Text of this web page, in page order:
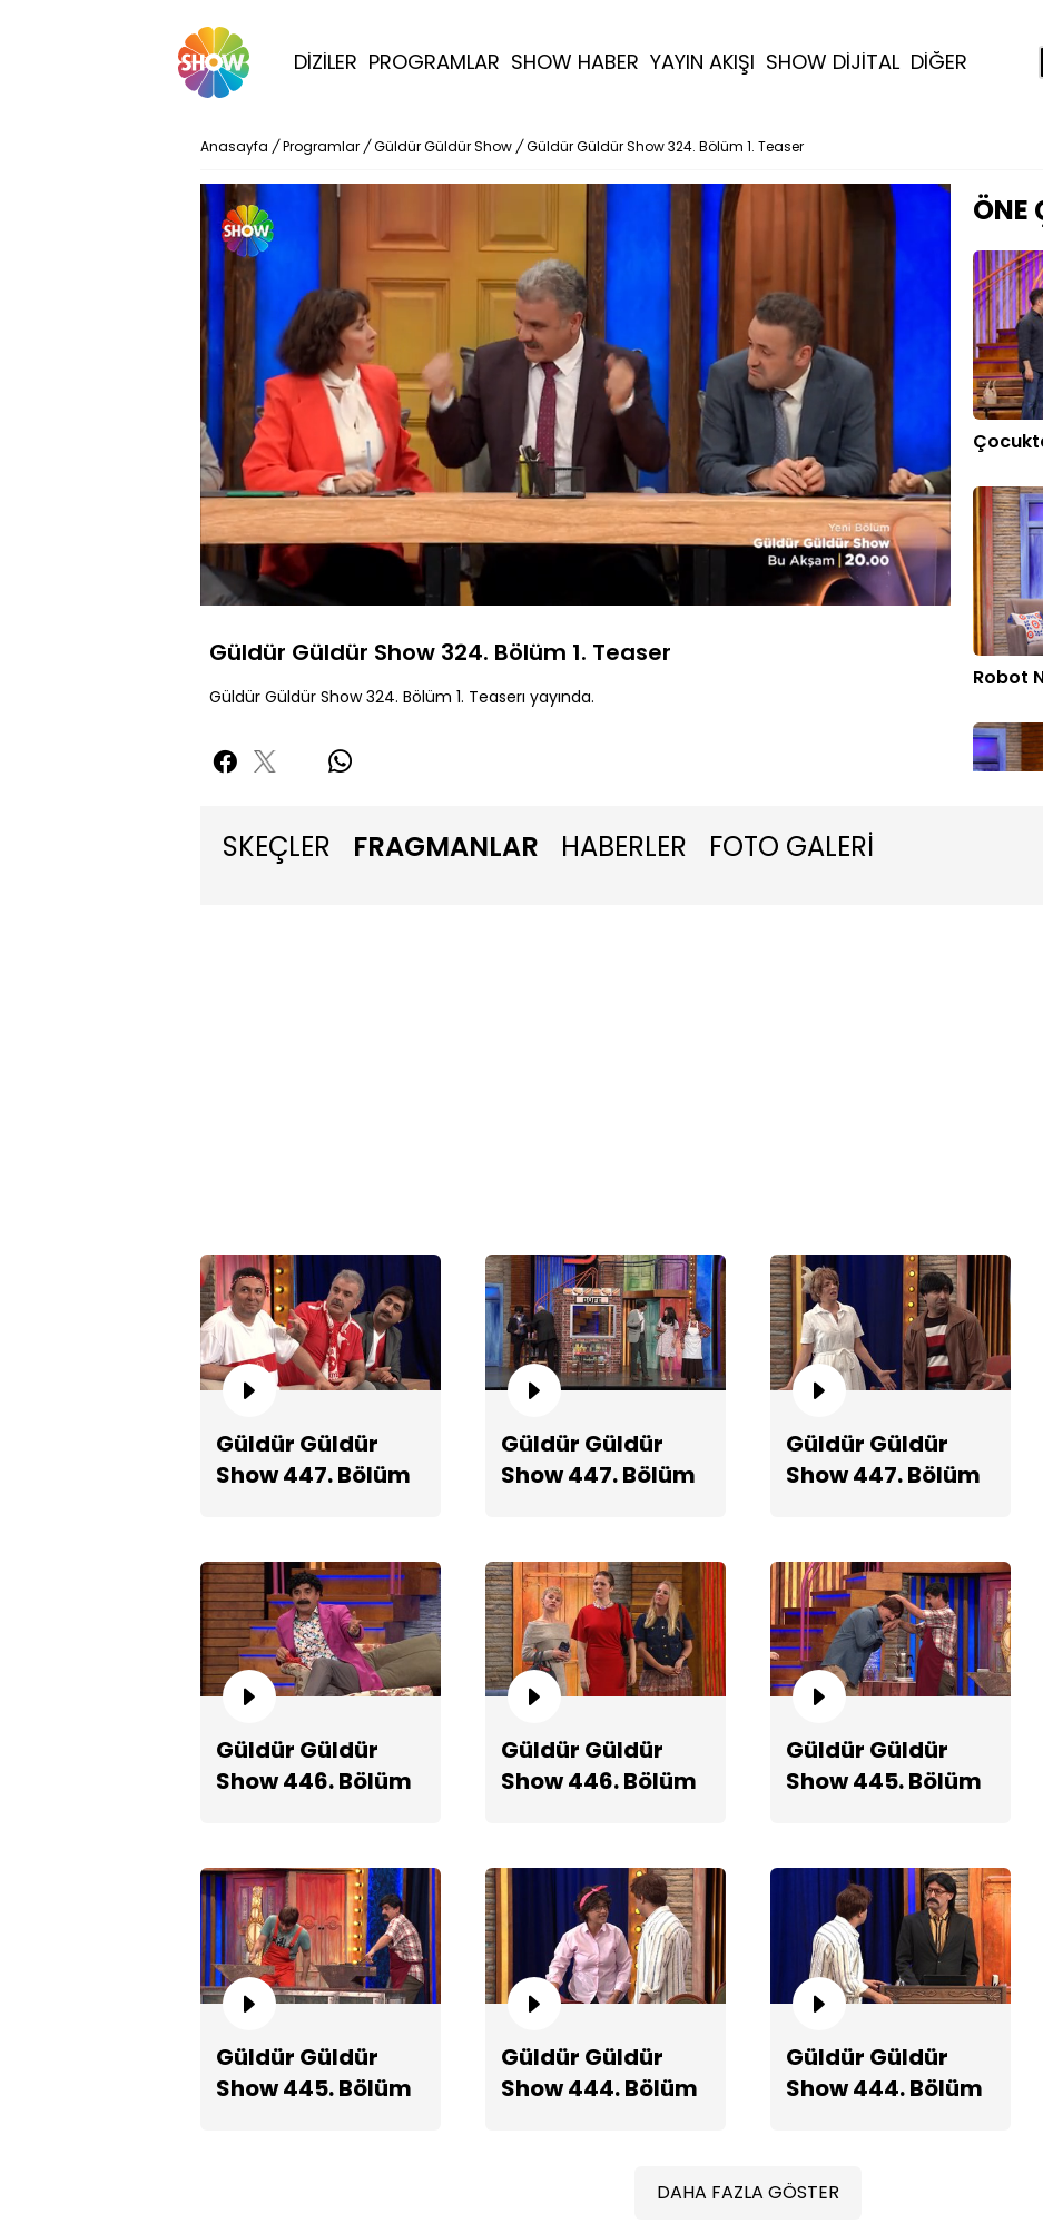
DİZİLER PROGRAMLAR SHOW HABER YAYIN AKIŞI SHOW DİJİTAL DİĞER
Anasayfa / Programlar / Güldür Güldür Show / Güldür Güldür Show 324. Bölüm 1. Teaser
Sessiz
Yüklendi:
Oynatma
Hızı
Güldür Güldür Show 324. Bölüm 1. Teaser
Güldür Güldür Show 324. Bölüm 1. Teaserı yayında.
ÖNE
Robot
Erkek
Tatbikat!
SKEÇLER FRAGMANLAR HABERLER FOTO GALERİ
Güldür Güldür
Show 447. Bölüm
Güldür Güldür
Show 447. Bölüm
Güldür Güldür
Show 447. Bölüm
Güldür Güldür
Show 446. Bölüm
Güldür Güldür
Show 446. Bölüm
Güldür Güldür
Show 445. Bölüm
Güldür Güldür
Show 445. Bölüm
Güldür Güldür
Show 444. Bölüm
Güldür Güldür
Show 444. Bölüm
DAHA FAZLA GÖSTER